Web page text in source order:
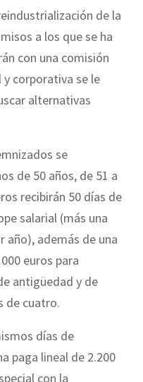
de la
a los que se ha
con una comisión
corporativa se le
alternativas
se
de 50 años, de 51 a
recibirán 50 días de
salarial (más una
año), además de una
euros para
antigüedad y de
de cuatro.
días de
paga lineal de 2.200
con la